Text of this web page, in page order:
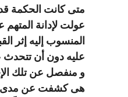
متى كانت الحكمة
عولت لإدانة المتهم
المنسوب إليه إثر
عليه دون أن تتحدث
و منفصل عن تلك
هى كشفت عن مدى